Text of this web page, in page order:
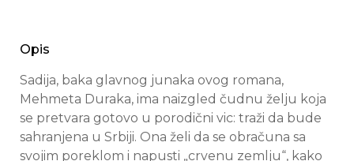
Opis
Sadija, baka glavnog junaka ovog romana,
Mehmeta Duraka, ima naizgled čudnu želju koja
se pretvara gotovo u porodični vic: traži da bude
sahranjena u Srbiji. Ona želi da se obračuna sa
svojim poreklom i napusti „crvenu zemlju“, kako